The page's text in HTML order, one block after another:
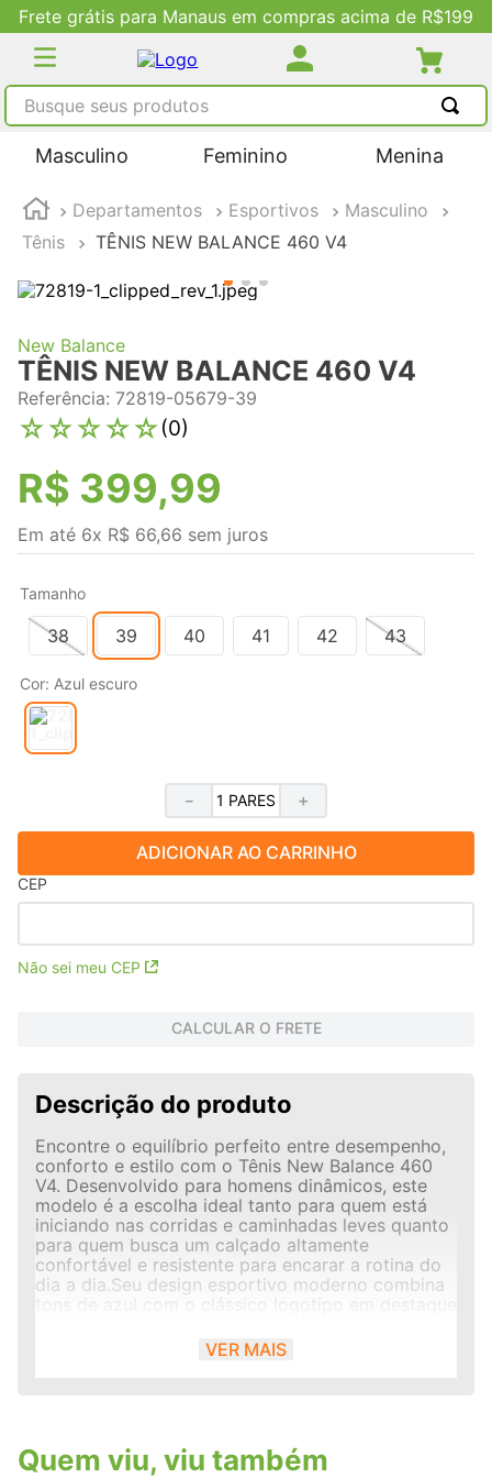
Frete grátis para Manaus em compras acima de R$199
Busque seus produtos
Masculino Feminino Menina
Departamentos Esportivos
Masculino
Tênis
TÊNIS NEW BALANCE 460 V4
New Balance
TÊNIS NEW BALANCE 460 V4
Referência: 72819-05679-39
☆☆☆☆☆(0)
R$ 399,99
Em até 6x R$ 66,66 sem juros
Tamanho
38 39 40 41 42 43
Cor: Azul escuro
＋
－
ADICIONAR AO CARRINHO
CEP
Não sei meu CEP
CALCULAR O FRETE
Descrição do produto
Encontre o equilíbrio perfeito entre desempenho,
conforto e estilo com o Tênis New Balance 460
V4. Desenvolvido para homens dinâmicos, este
modelo é a escolha ideal tanto para quem está
iniciando nas corridas e caminhadas leves quanto
para quem busca um calçado altamente
confortável e resistente para encarar a rotina do
dia a dia.Seu design esportivo moderno combina
tons de azul com o clássico logotipo em destaque
entregando um visual versátil que transita
facilmente da academia para os compromissos
garantindo ventilação contínua para manter os
pés frescos e secos durante todo o
VER MAIS
Quem viu, viu também
TERMOS MAIS BUSCADOS
2
tenis feminino
4º
adidas
tenis